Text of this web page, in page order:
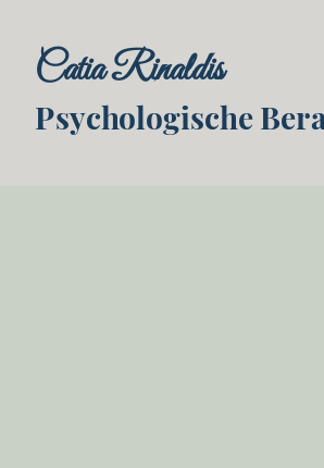
Catia Rinaldis
Psychologische